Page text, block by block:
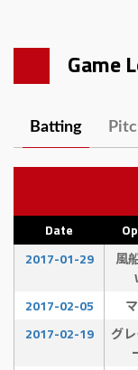
Game
Batting
Date
2017-01-29
風
2017-02-05
2017-02-19
グ